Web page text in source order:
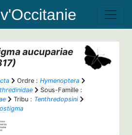
aucupariae
Ordre : Hymenoptera
Sous-Famille :
Tribu : Tenthredopsini